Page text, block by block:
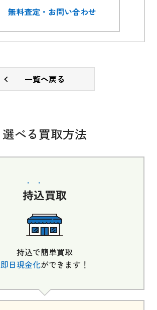
無料査定・お問い合わせ
一覧へ戻る
選べる買取方法
持込買取
持込で簡単買取
即日現金化ができます！